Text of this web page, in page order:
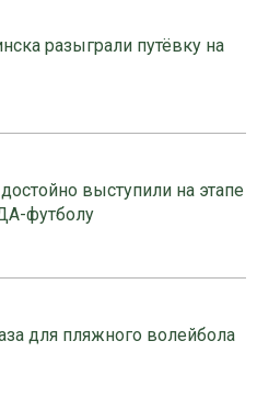
разыграли путёвку на
выступили на этапе
футболу
для пляжного волейбола